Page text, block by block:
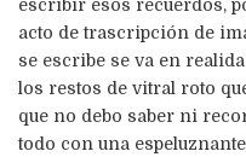
escribir esos recuerdos,
acto de trascripción de
se escribe se va en
los restos de vitral roto
que no debo saber ni
todo con una